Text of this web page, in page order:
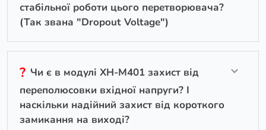
стабільної роботи цього перетворювача?
(Так звана "Dropout Voltage")
? Чи є в модулі XH-M401 захист від
переполюсовки вхідної напруги? І
наскільки надійний захист від короткого
замикання на виході?